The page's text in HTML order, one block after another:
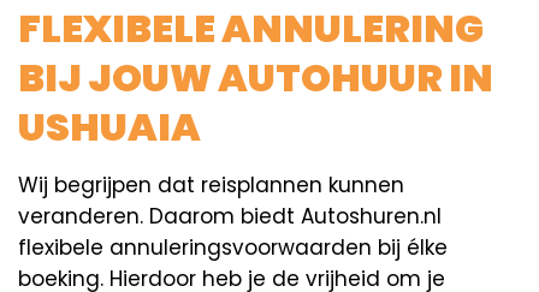
FLEXIBELE ANNULERING
BIJ JOUW AUTOHUUR IN
USHUAIA
Wij begrijpen dat reisplannen kunnen
veranderen. Daarom biedt Autoshuren.nl
flexibele annuleringsvoorwaarden bij élke
boeking. Hierdoor heb je de vrijheid om je